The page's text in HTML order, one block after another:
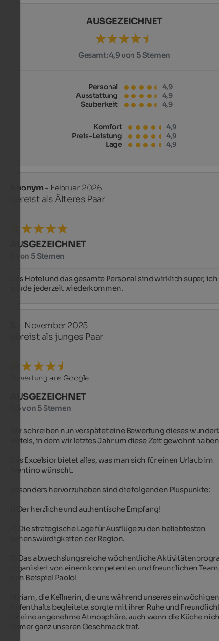
AUSGEZEICHNET
Gesamt:4,9 von 5 Sternen
Personal
4,9
Ausstattung
4,9
Sauberkeit
4,9
Komfort
4,9
Preis-Leistung
4,9
Lage
4,9
Anonym - Februar 2026
gereist als Älteres Paar
AUSGEZEICHNET
5 von 5 Sternen
Das Hotel und das gesamte Personal sind wirklich super, ich
würde jederzeit wiederkommen.
- November 2025
gereist als junges Paar
Bewertung aus Google
AUSGEZEICHNET
4,5 von 5 Sternen
Wir schreiben nun verspätet eine Bewertung dieses
Hotels, in dem wir letztes Jahr um diese Zeit gewohnt
Das Excelsior bietet alles, was man sich für einen Urlaub im
Trentino wünscht.
Besonders hervorzuheben sind die folgenden Pluspunkte:
1) Der herzliche und authentische Empfang!
2) Die strategische Lage für Ausflüge zu den beliebtesten
Sehenswürdigkeiten der Region.
3) Das abwechslungsreiche wöchentliche
organisiert von einem kompetenten und freundlichen
zum Beispiel Paolo!
Miriam, die Kellnerin, die uns während unseres einwöchigen
Aufenthalts begleitete, sorgte mit ihrer Ruhe und
für eine angenehme Atmosphäre, auch wenn die Küche
immer ganz unseren Geschmack traf.